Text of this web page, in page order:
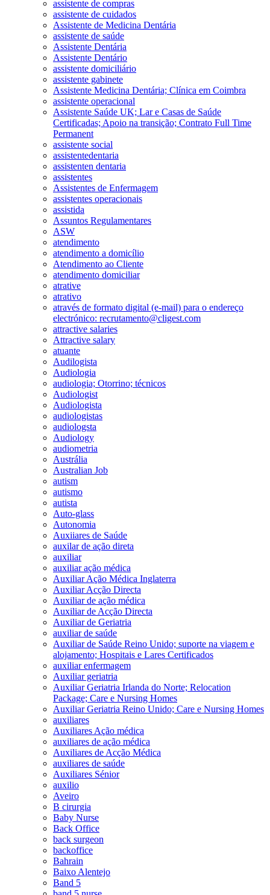
assistente de compras
assistente de cuidados
Assistente de Medicina Dentária
assistente de saúde
Assistente Dentária
Assistente Dentário
assistente domiciliário
assistente gabinete
Assistente Medicina Dentária; Clínica em Coimbra
assistente operacional
Assistente Saúde UK; Lar e Casas de Saúde
Certificadas; Apoio na transição; Contrato Full Time
Permanent
assistente social
assistentedentaria
assistenten dentaria
assistentes
Assistentes de Enfermagem
assistentes operacionais
assistida
Assuntos Regulamentares
ASW
atendimento
atendimento a domicílio
Atendimento ao Cliente
atendimento domiciliar
atrative
atrativo
através de formato digital (e-mail) para o endereço
electrónico: recrutamento@cligest.com
attractive salaries
Attractive salary
atuante
Audilogista
Audiologia
audiologia; Otorrino; técnicos
Audiologist
Audiologista
audiologistas
audiologsta
Audiology
audiometria
Austrália
Australian Job
autism
autismo
autista
Auto-glass
Autonomia
Auxiiares de Saúde
auxilar de ação direta
auxiliar
auxiliar ação médica
Auxiliar Ação Médica Inglaterra
Auxiliar Acção Directa
Auxiliar de ação médica
Auxiliar de Acção Directa
Auxiliar de Geriatria
auxiliar de saúde
Auxiliar de Saúde Reino Unido; suporte na viagem e
alojamento; Hospitais e Lares Certificados
auxiliar enfermagem
Auxiliar geriatria
Auxiliar Geriatria Irlanda do Norte; Relocation
Package; Care e Nursing Homes
Auxiliar Geriatria Reino Unido; Care e Nursing Homes
auxiliares
Auxiliares Ação médica
auxiliares de ação médica
Auxiliares de Acção Médica
auxiliares de saúde
Auxiliares Sénior
auxilio
Aveiro
B cirurgia
Baby Nurse
Back Office
back surgeon
backoffice
Bahrain
Baixo Alentejo
Band 5